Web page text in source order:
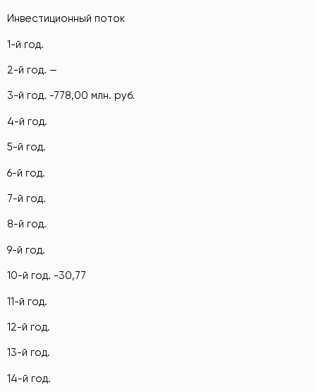
Инвестиционный поток
1-й год.
2-й год. —
3-й год. -778,00 млн. руб.
4-й год.
5-й год.
6-й год.
7-й год.
8-й год.
9-й год.
10-й год. -30,77
11-й год.
12-й год.
13-й год.
14-й год.